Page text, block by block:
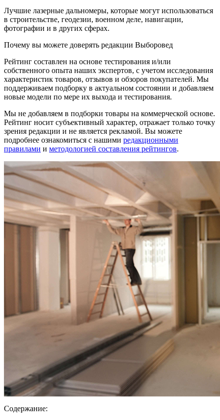
Лучшие лазерные дальномеры, которые могут использоваться
в строительстве, геодезии, военном деле, навигации,
фотографии и в других сферах.
Почему вы можете доверять редакции Выборовед
Рейтинг составлен на основе тестирования и/или
собственного опыта наших экспертов, с учетом исследования
характеристик товаров, отзывов и обзоров покупателей. Мы
поддерживаем подборку в актуальном состоянии и добавляем
новые модели по мере их выхода и тестирования.
Мы не добавляем в подборки товары на коммерческой основе.
Рейтинг носит субъективный характер, отражает только точку
зрения редакции и не является рекламой. Вы можете
подробнее ознакомиться с нашими редакционными
правилами и методологией составления рейтингов.
Содержание: